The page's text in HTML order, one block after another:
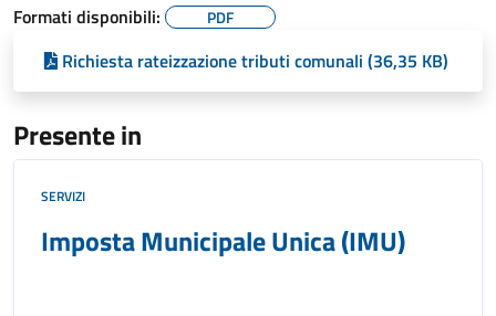
Formati disponibili: PDF
Richiesta rateizzazione tributi comunali (36,35 KB)
Presente in
SERVIZI
Imposta Municipale Unica (IMU)